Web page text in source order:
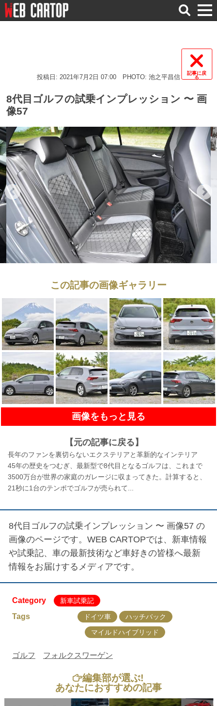
検
索
記事に戻
る
投稿日: 2021年7月2日 07:00 PHOTO: 池之平昌信
8代目ゴルフの試乗インプレッション 〜 画
像57
この記事の画像ギャラリー
画像をもっと見る
【元の記事に戻る】
長年のファンを裏切らないエクステリアと革新的なインテリア
45年の歴史をつむぎ、最新型で8代目となるゴルフは、これまで
3500万台が世界の家庭のガレージに収まってきた。計算すると、
21秒に1台のテンポでゴルフが売られて...
8代目ゴルフの試乗インプレッション 〜 画像57 の
画像のページです。WEB CARTOPでは、新車情報
や試乗記、車の最新技術など車好きの皆様へ最新
情報をお届けするメディアです。
Category 新車試乗記
Tags ドイツ車
ハッチバック
マイルドハイブリッド
ゴルフ フォルクスワーゲン
編集部が選ぶ!
あなたにおすすめの記事